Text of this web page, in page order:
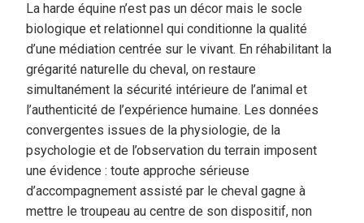
La harde équine n’est pas un décor mais le socle
biologique et relationnel qui conditionne la qualité
d’une médiation centrée sur le vivant. En réhabilitant la
grégarité naturelle du cheval, on restaure
simultanément la sécurité intérieure de l’animal et
l’authenticité de l’expérience humaine. Les données
convergentes issues de la physiologie, de la
psychologie et de l’observation du terrain imposent
une évidence : toute approche sérieuse
d’accompagnement assisté par le cheval gagne à
mettre le troupeau au centre de son dispositif, non